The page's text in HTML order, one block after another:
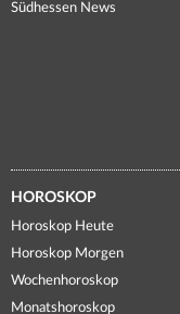
Südhessen News
HOROSKOP
Horoskop Heute
Horoskop Morgen
Wochenhoroskop
Monatshoroskop